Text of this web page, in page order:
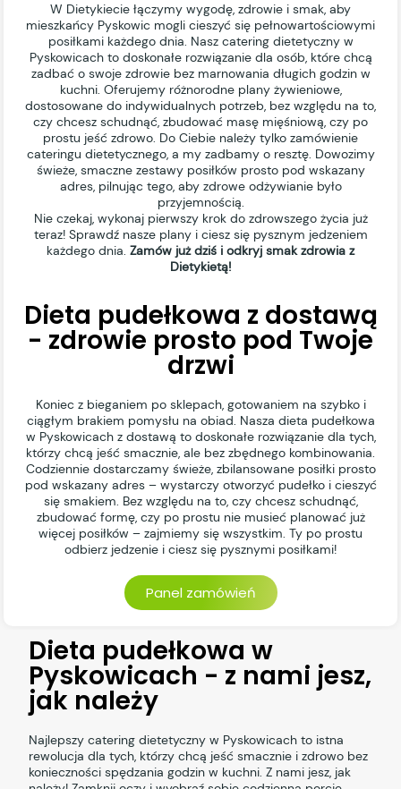
W Dietykiecie łączymy wygodę, zdrowie i smak, aby
mieszkańcy Pyskowic mogli cieszyć się pełnowartościowymi
posiłkami każdego dnia. Nasz catering dietetyczny w
Pyskowicach to doskonałe rozwiązanie dla osób, które chcą
zadbać o swoje zdrowie bez marnowania długich godzin w
kuchni. Oferujemy różnorodne plany żywieniowe,
dostosowane do indywidualnych potrzeb, bez względu na to,
czy chcesz schudnąć, zbudować masę mięśniową, czy po
prostu jeść zdrowo. Do Ciebie należy tylko zamówienie
cateringu dietetycznego, a my zadbamy o resztę. Dowozimy
świeże, smaczne zestawy posiłków prosto pod wskazany
adres, pilnując tego, aby zdrowe odżywianie było
przyjemnością.
Nie czekaj, wykonaj pierwszy krok do zdrowszego życia już
teraz! Sprawdź nasze plany i ciesz się pysznym jedzeniem
każdego dnia. Zamów już dziś i odkryj smak zdrowia z
Dietykietą!
Dieta pudełkowa z dostawą
- zdrowie prosto pod Twoje
drzwi
Koniec z bieganiem po sklepach, gotowaniem na szybko i
ciągłym brakiem pomysłu na obiad. Nasza dieta pudełkowa
w Pyskowicach z dostawą to doskonałe rozwiązanie dla tych,
którzy chcą jeść smacznie, ale bez zbędnego kombinowania.
Codziennie dostarczamy świeże, zbilansowane posiłki prosto
pod wskazany adres – wystarczy otworzyć pudełko i cieszyć
się smakiem. Bez względu na to, czy chcesz schudnąć,
zbudować formę, czy po prostu nie musieć planować już
więcej posiłków – zajmiemy się wszystkim. Ty po prostu
odbierz jedzenie i ciesz się pysznymi posiłkami!
Panel zamówień
Dieta pudełkowa w
Pyskowicach - z nami jesz,
jak należy
Najlepszy catering dietetyczny w Pyskowicach to istna
rewolucja dla tych, którzy chcą jeść smacznie i zdrowo bez
konieczności spędzania godzin w kuchni. Z nami jesz, jak